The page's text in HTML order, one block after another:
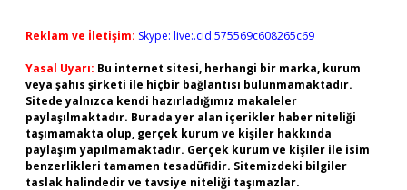
Reklam ve İletişim: Skype: live:.cid.575569c608265c69
Yasal Uyarı: Bu internet sitesi, herhangi bir marka, kurum
veya şahıs şirketi ile hiçbir bağlantısı bulunmamaktadır.
Sitede yalnızca kendi hazırladığımız makaleler
paylaşılmaktadır. Burada yer alan içerikler haber niteliği
taşımamakta olup, gerçek kurum ve kişiler hakkında
paylaşım yapılmamaktadır. Gerçek kurum ve kişiler ile isim
benzerlikleri tamamen tesadüfidir. Sitemizdeki bilgiler
taslak halindedir ve tavsiye niteliği taşımazlar.